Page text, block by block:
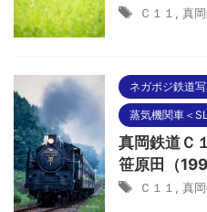
Ｃ１１ 真
ネガポジ鉄道
蒸気機関車＜
真岡鉄道Ｃ
笹原田（
Ｃ１１ 真